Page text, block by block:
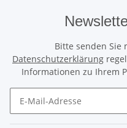
Bitte senden Sie
Datenschutzerklärung
Informationen zu Ihrem